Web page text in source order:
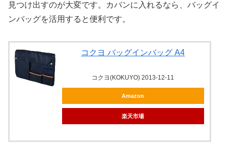
見つけ出すのが大変です。カバンに入れるなら、バッグイ
ンバッグを活用すると便利です。
コクヨ バッグインバッグ A4
コクヨ(KOKUYO) 2013-12-11
Amazon
楽天市場